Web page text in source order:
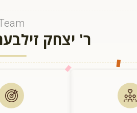
ר' יצחק